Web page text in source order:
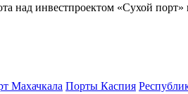
над инвестпроектом «Сухой
Махачкала Порты Каспия